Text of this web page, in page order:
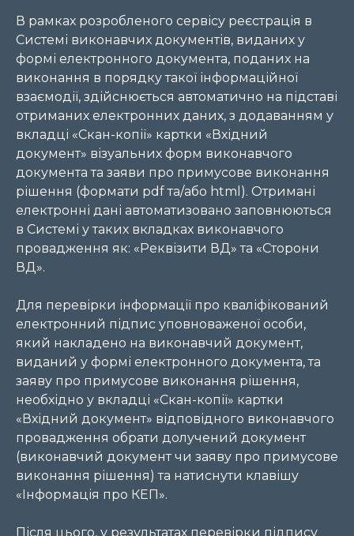
В рамках розробленого сервісу реєстрація в
Системі виконавчих документів, виданих у
формі електронного документа, поданих на
виконання в порядку такої інформаційної
взаємодії, здійснюється автоматично на підставі
отриманих електронних даних, з додаванням у
вкладці «Скан-копії» картки «Вхідний
документ» візуальних форм виконавчого
документа та заяви про примусове виконання
рішення (формати pdf та/або html). Отримані
електронні дані автоматизовано заповнюються
в Системі у таких вкладках виконавчого
провадження як: «Реквізити ВД» та «Сторони
ВД».
Для перевірки інформації про кваліфікований
електронний підпис уповноваженої особи,
який накладено на виконавчий документ,
виданий у формі електронного документа, та
заяву про примусове виконання рішення,
необхідно у вкладці «Скан-копії» картки
«Вхідний документ» відповідного виконавчого
провадження обрати долучений документ
(виконавчий документ чи заяву про примусове
виконання рішення) та натиснути клавішу
«Інформація про КЕП».
Після цього, у результатах перевірки підпису